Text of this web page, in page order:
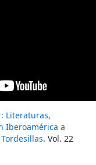
Literaturas,
Iberoamérica a
. Vol. 22